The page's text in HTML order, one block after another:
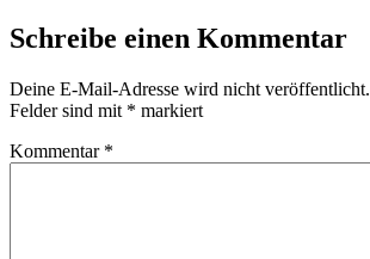
Schreibe einen Kommentar
Deine E-Mail-Adresse wird nicht veröffentlicht.
Felder sind mit * markiert
Kommentar *